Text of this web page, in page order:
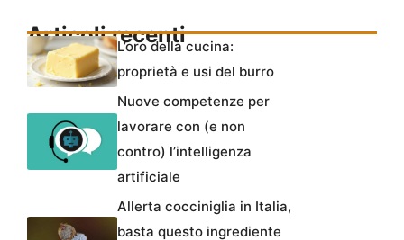
Articoli recenti
L’oro della cucina:
proprietà e usi del burro
Nuove competenze per
lavorare con (e non
contro) l’intelligenza
artificiale
Allerta cocciniglia in Italia,
basta questo ingrediente